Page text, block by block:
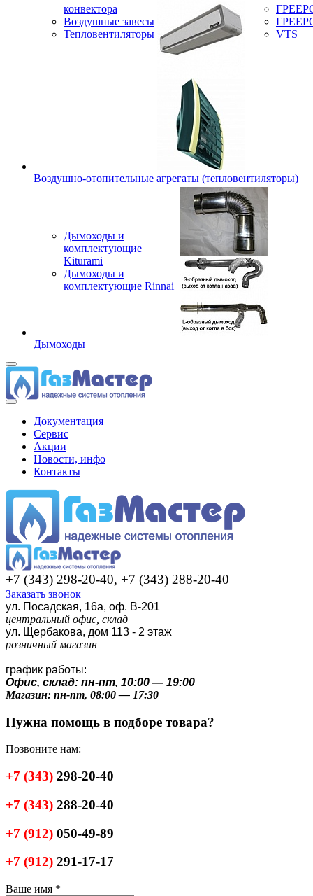
конвектора
Воздушные завесы
Тепловентиляторы
VTS
Воздушно-отопительные агрегаты (тепловентиляторы)
Дымоходы и
комплектующие
Kiturami
Дымоходы и
комплектующие Rinnai
Дымоходы
Документация
Сервис
Акции
Новости, инфо
Контакты
+7 (343) 298-20-40, +7 (343) 288-20-40
Заказать звонок
ул. Посадская, 16а, оф. В-201
центральный офис, склад
ул. Щербакова, дом 113 - 2 этаж
розничный магазин
график работы:
Офис, склад: пн-пт, 10:00 — 19:00
Магазин: пн-пт, 08:00 — 17:30
Нужна помощь в подборе товара?
Позвоните нам:
+7 (343) 298-20-40
+7 (343) 288-20-40
+7 (912) 050-49-89
+7 (912) 291-17-17
Ваше имя *